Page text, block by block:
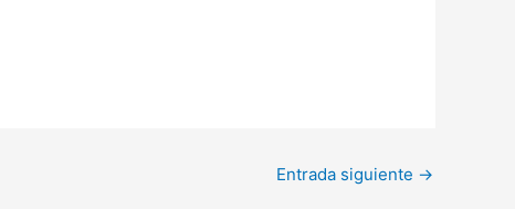
Entrada siguiente →